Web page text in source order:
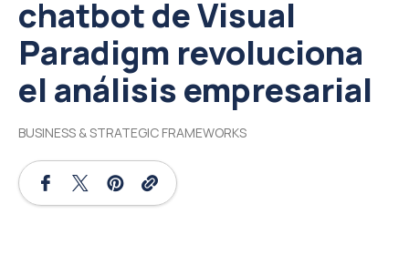
chatbot de Visual
Paradigm revoluciona
el análisis empresarial
BUSINESS & STRATEGIC FRAMEWORKS